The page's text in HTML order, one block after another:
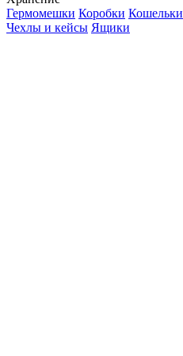
Гермомешки Коробки Кошельки
Чехлы и кейсы Ящики